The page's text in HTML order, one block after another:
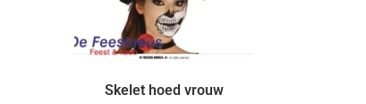
Skelet hoed vrouw